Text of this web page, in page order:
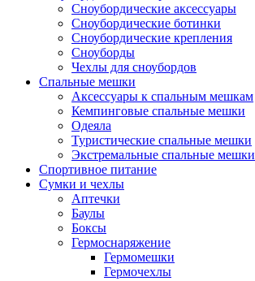
Сноубордические аксессуары
Сноубордические ботинки
Сноубордические крепления
Сноуборды
Чехлы для сноубордов
Спальные мешки
Аксессуары к спальным мешкам
Кемпинговые спальные мешки
Одеяла
Туристические спальные мешки
Экстремальные спальные мешки
Спортивное питание
Сумки и чехлы
Аптечки
Баулы
Боксы
Гермоснаряжение
Гермомешки
Гермочехлы